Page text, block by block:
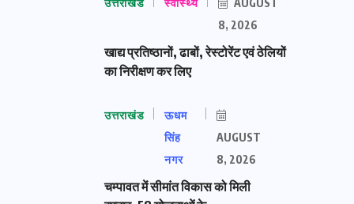
8, 2026
खाद्य प्रतिष्ठानों, ढाबों, रेस्टोरेंट एवं ठेलियों
का निरीक्षण कर लिए
उत्तराखंड
ऊधम
सिंह
नगर
AUGUST
8, 2026
चम्पावत में सीमांत विकास को मिली